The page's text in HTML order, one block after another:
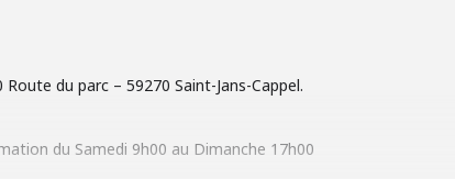
du parc – 59270 Saint-Jans-Cappel.
du Samedi 9h00 au Dimanche 17h00